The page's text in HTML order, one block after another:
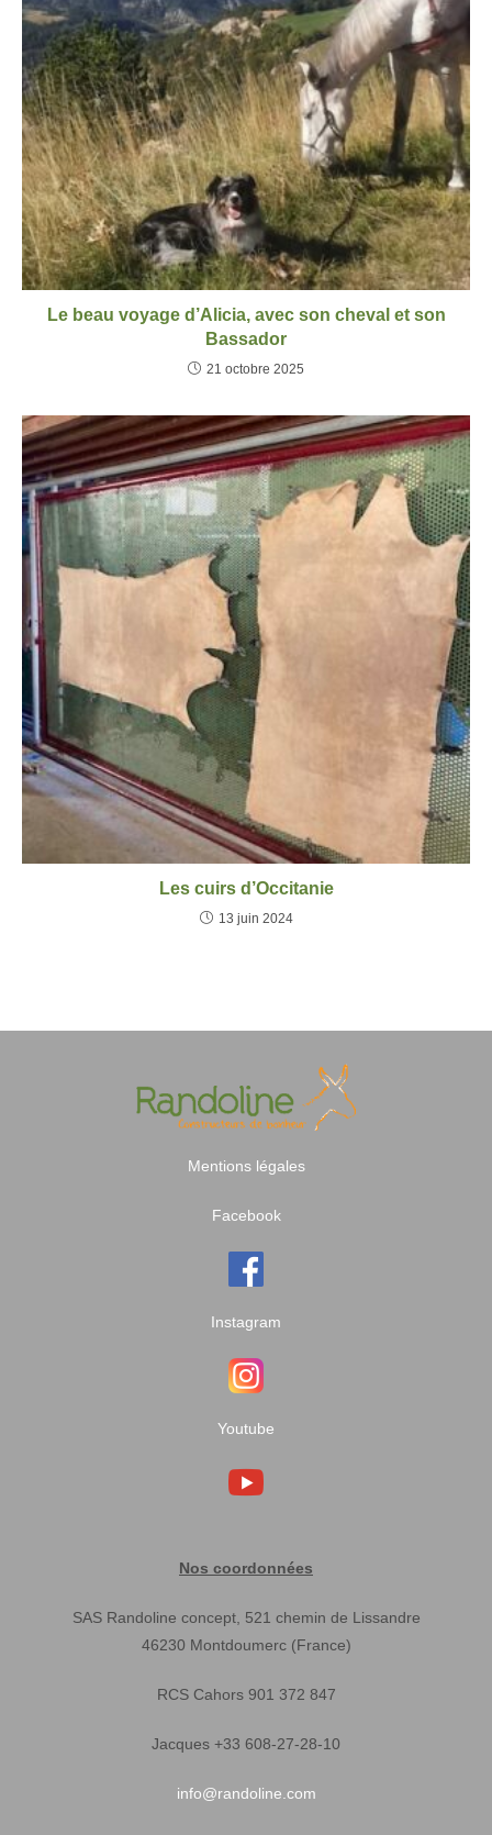
Le beau voyage d’Alicia, avec son cheval et son
Bassador
21 octobre 2025
Les cuirs d’Occitanie
13 juin 2024
Mentions légales
Facebook
Instagram
Youtube
Nos coordonnées
SAS Randoline concept, 521 chemin de Lissandre
46230 Montdoumerc (France)
RCS Cahors 901 372 847
Jacques +33 608-27-28-10
info@randoline.com